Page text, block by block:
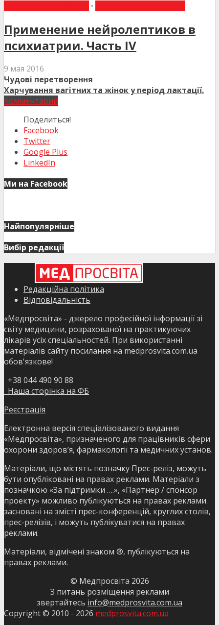
•
Применение нейролептиков в
психиатрии. Часть IV
9 мая 2016
Чудові перетворення
Харчування вагітних та жінок у період лактації.
Комментарий
Поделиться!
Facebook
Twitter
Google Plus
LinkedIn
Ми на Facebook
Найпопулярніше
Вибір редакції
Редакційна політика
Відповідальність
«Медпросвіта» - джерело професійної інформації зі
світу медицини, розрахованої на практикуючих
лікарів усіх спеціальностей. При використанні
матеріалів сайту посилання на medprosvita.com.ua
обов'язкове!
+38 044 490 90 88
Наша сторінка на ФБ
Реєстрація
Електронна версія спеціалізованого видання
«Медпросвіта», призначеного для працівників сфери
охорони здоров’я, фармакології та медичних установ.
Матеріали, що містять позначку Прес-реліз, можуть
бути опубліковані на правах реклами. Матеріали з
позначкою «За підтримки ….», «Партнер / спонсор
проекту» можливо публікуються на правах реклами.
засновані на змісті прес-конференцій, круглих столів,
прес-релізів, і можуть публікуватися на правах
реклами.
Матеріали, відмічені знаком ®, публікуються на
правах реклами.
© Медпросвіта 2026
З питань розміщення реклами
звертайтесь info@medprosvita.com.ua
Copyright © 2010 - 2026 medprosvita.com.ua